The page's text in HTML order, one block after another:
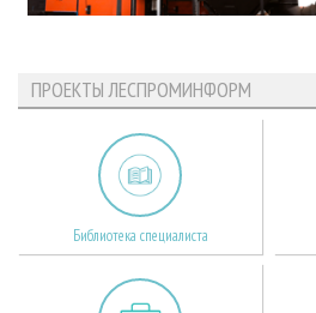
ПРОЕКТЫ ЛЕСПРОМИНФОРМ
Библиотека специалиста